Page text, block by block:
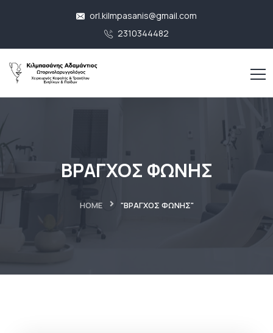
orl.kilmpasanis@gmail.com
2310344482
ΒΡΑΓΧΟΣ ΦΩΝΗΣ
HOME "ΒΡΑΓΧΟΣ ΦΩΝΗΣ"